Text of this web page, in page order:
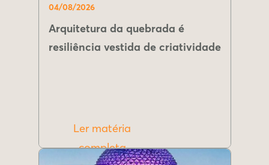
04/08/2026
Arquitetura da quebrada é
resiliência vestida de criatividade
Ler matéria
completa